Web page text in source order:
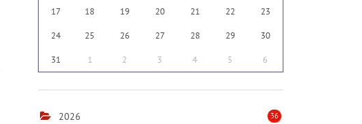
17 18 19 20 21 22 23
24 25 26 27 28 29 30
31 1 2 3 4 5 6
2026 36